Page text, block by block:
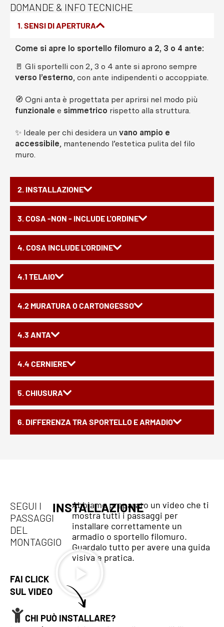
DOMANDE & INFO TECNICHE
1. SENSI DI APERTURA
2. INSTALLAZIONE
3. COSA -NON - INCLUDE L'ORDINE
4. COSA INCLUDE L'ORDINE
4.1 TELAIO
4.2 MURATURA O CARTONGESSO
4.3 ANTA
4.4 CERNIERE
5. CHIUSURA
6. DIFFERENZA TRA SPORTELLO E ARMADIO
Come si apre lo sportello filomuro a 2, 3 o 4 ante:
🚪 Gli sportelli con 2, 3 o 4 ante si aprono sempre
verso l’esterno, con ante indipendenti o accoppiate.
🧭 Ogni anta è progettata per aprirsi nel modo più
funzionale e simmetrico rispetto alla struttura.
✨ Ideale per chi desidera un vano ampio e
accessibile, mantenendo l’estetica pulita del filo
muro.
SEGUI I
PASSAGGI
DEL
MONTAGGIO
INSTALLAZIONE
Abbiamo preparato un video che ti
mostra tutti i passaggi per
installare correttamente un
armadio o sportello filomuro.
Guardalo tutto per avere una guida
visiva e pratica.
FAI CLICK
SUL VIDEO
CHI PUÒ INSTALLARE?